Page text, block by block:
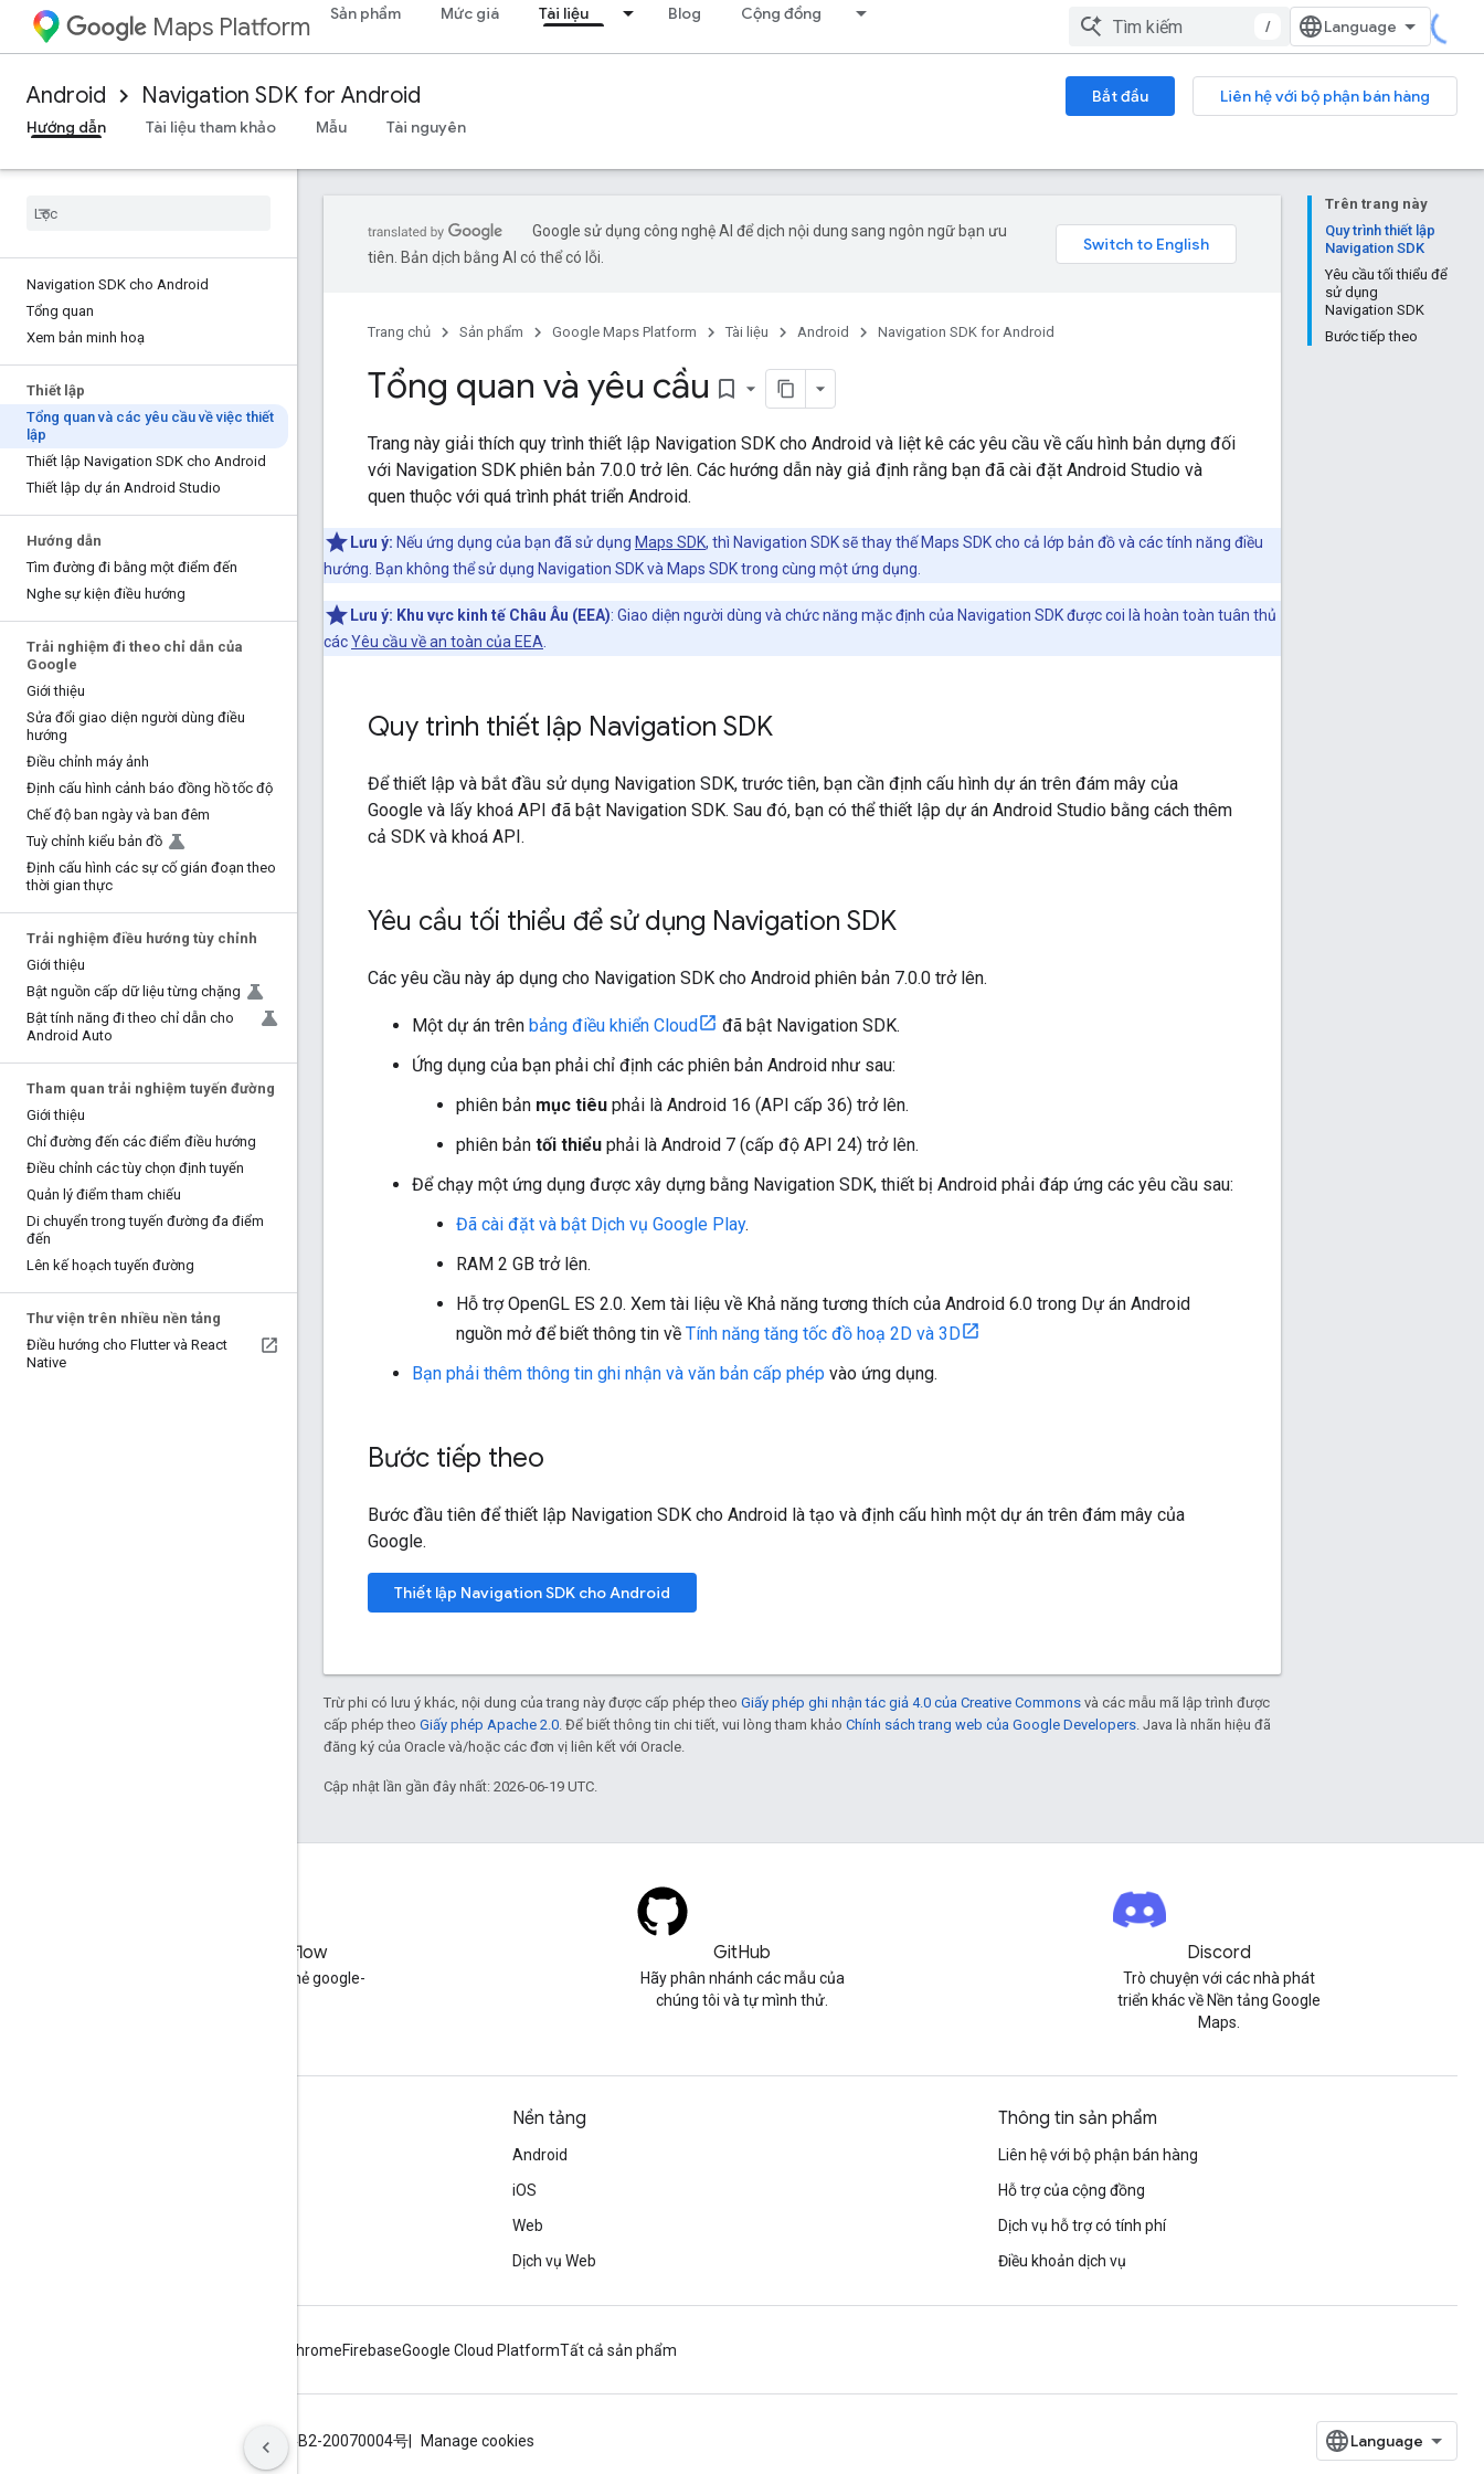
Maps Platform Sản phẩm Mức giá Tài liệu Blog Cộng đồng
/
Android Navigation SDK for Android Bắt đầu
Liên hệ với bộ phận bán hàng
Hướng dẫn
Tài liệu tham khảo Mẫu Tài nguyên
Navigation SDK cho Android
Tổng quan
Xem bản minh hoạ
Thiết lập
Tổng quan và các yêu cầu về việc thiết
lập
Thiết lập Navigation SDK cho Android
Thiết lập dự án Android Studio
Hướng dẫn
Tìm đường đi bằng một điểm đến
Nghe sự kiện điều hướng
Trải nghiệm đi theo chỉ dẫn của
Google
Giới thiệu
Sửa đổi giao diện người dùng điều
hướng
Điều chỉnh máy ảnh
Định cấu hình cảnh báo đồng hồ tốc độ
Chế độ ban ngày và ban đêm
Tuỳ chỉnh kiểu bản đồ
Định cấu hình các sự cố gián đoạn theo
thời gian thực
Trải nghiệm điều hướng tùy chỉnh
Giới thiệu
Bật nguồn cấp dữ liệu từng chặng
Bật tính năng đi theo chỉ dẫn cho
Android Auto
Tham quan trải nghiệm tuyến đường
Giới thiệu
Chỉ đường đến các điểm điều hướng
Điều chỉnh các tùy chọn định tuyến
Quản lý điểm tham chiếu
Di chuyển trong tuyến đường đa điểm
đến
Lên kế hoạch tuyến đường
Thư viện trên nhiều nền tảng
Điều hướng cho Flutter và React
Native
Trên trang này
Quy trình thiết lập
Navigation SDK
Yêu cầu tối thiểu để
sử dụng
Navigation SDK
Bước tiếp theo
Google sử dụng công nghệ AI để dịch nội dung sang ngôn ngữ bạn ưu
tiên. Bản dịch bằng AI có thể có lỗi.
Trang chủ Sản phẩm Google Maps Platform Tài liệu Android Navigation SDK for Android
Tổng quan và yêu cầu bookmark_border
Trang này giải thích quy trình thiết lập Navigation SDK cho Android và liệt kê các yêu cầu về cấu hình bản dựng đối
với Navigation SDK phiên bản 7.0.0 trở lên. Các hướng dẫn này giả định rằng bạn đã cài đặt Android Studio và
quen thuộc với quá trình phát triển Android.
Lưu ý: Nếu ứng dụng của bạn đã sử dụng Maps SDK, thì Navigation SDK sẽ thay thế Maps SDK cho cả lớp bản đồ và các tính năng điều
hướng. Bạn không thể sử dụng Navigation SDK và Maps SDK trong cùng một ứng dụng.
Lưu ý: Khu vực kinh tế Châu Âu (EEA): Giao diện người dùng và chức năng mặc định của Navigation SDK được coi là hoàn toàn tuân thủ
cácYêu cầu về an toàn của EEA
Quy trình thiết lập Navigation SDK
Để thiết lập và bắt đầu sử dụng Navigation SDK, trước tiên, bạn cần định cấu hình dự án trên đám mây của
Google và lấy khoá API đã bật Navigation SDK. Sau đó, bạn có thể thiết lập dự án Android Studio bằng cách thêm
cả SDK và khoá API.
Yêu cầu tối thiểu để sử dụng Navigation SDK
Các yêu cầu này áp dụng cho Navigation SDK cho Android phiên bản 7.0.0 trở lên.
Một dự án trên bảng điều khiển Cloud
đã bật Navigation SDK.
Ứng dụng của bạn phải chỉ định các phiên bản Android như sau:
phiên bản mục tiêu phải là Android 16 (API cấp 36) trở lên.
phiên bản tối thiểu phải là Android 7 (cấp độ API 24) trở lên.
Để chạy một ứng dụng được xây dựng bằng Navigation SDK, thiết bị Android phải đáp ứng các yêu cầu sau:
Đã cài đặt và bật Dịch vụ Google Play.
RAM 2 GB trở lên.
Hỗ trợ OpenGL ES 2.0. Xem tài liệu về Khả năng tương thích của Android 6.0 trong Dự án Android
nguồn mở để biết thông tin về Tính năng tăng tốc đồ hoạ 2D và 3D
Bạn phải thêm thông tin ghi nhận và văn bản cấp phép vào ứng dụng.
Bước tiếp theo
Bước đầu tiên để thiết lập Navigation SDK cho Android là tạo và định cấu hình một dự án trên đám mây của
Google.
Thiết lập Navigation SDK cho Android
Trừ phi có lưu ý khác, nội dung của trang này được cấp phép theo Giấy phép ghi nhận tác giả 4.0 của Creative Commons và các mẫu mã lập trình được
cấp phép theo Giấy phép Apache 2.0 . Để biết thông tin chi tiết, vui lòng tham khảo Chính sách trang web của Google Developers . Java là nhãn hiệu đã
đăng ký của Oracle và/hoặc các đơn vị liên kết với Oracle.
Cập nhật lần gần đây nhất: 2026-06-19 UTC.
Stack Overflow
Đặt câu hỏi trong thẻ google-
GitHub
Hãy phân nhánh các mẫu của
chúng tôi và tự mình thử.
Discord
Trò chuyện với các nhà phát
triển khác về Nền tảng Google
Maps.
Nền tảng
Android
iOS
Web
Dịch vụ Web
Thông tin sản phẩm
Liên hệ với bộ phận bán hàng
Hỗ trợ của cộng đồng
Dịch vụ hỗ trợ có tính phí
Điều khoản dịch vụ
ChromeFirebaseGoogle Cloud PlatformTất cả sản phẩm
ICP证合字B2-20070004号 Manage cookies